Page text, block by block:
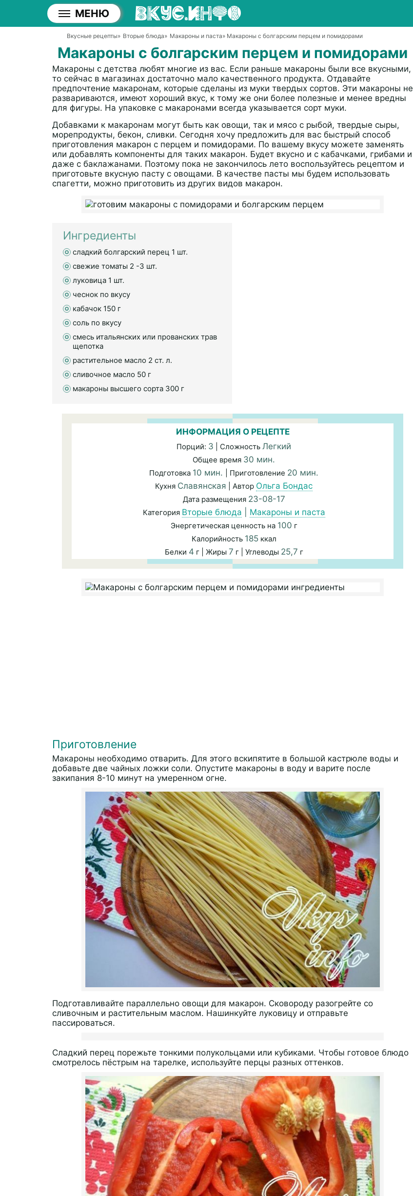
МЕНЮ
Вкусные рецепты» Вторые блюда» Макароны и паста» Макароны с болгарским перцем и помидорами
Макароны с болгарским перцем и помидорами
Макароны с детства любят многие из вас. Если раньше макароны были все вкусными,
то сейчас в магазинах достаточно мало качественного продукта. Отдавайте
предпочтение макаронам, которые сделаны из муки твердых сортов. Эти макароны не
развариваются, имеют хороший вкус, к тому же они более полезные и менее вредны
для фигуры. На упаковке с макаронами всегда указывается сорт муки.
Добавками к макаронам могут быть как овощи, так и мясо с рыбой, твердые сыры,
морепродукты, бекон, сливки. Сегодня хочу предложить для вас быстрый способ
приготовления макарон с перцем и помидорами. По вашему вкусу можете заменять
или добавлять компоненты для таких макарон. Будет вкусно и с кабачками, грибами и
даже с баклажанами. Поэтому пока не закончилось лето воспользуйтесь рецептом и
приготовьте вкусную пасту с овощами. В качестве пасты мы будем использовать
спагетти, можно приготовить из других видов макарон.
Ингредиенты
сладкий болгарский перец 1 шт.
свежие томаты 2 -3 шт.
луковица 1 шт.
чеснок по вкусу
кабачок 150 г
соль по вкусу
смесь итальянских или прованских трав
щепотка
растительное масло 2 ст. л.
сливочное масло 50 г
макароны высшего сорта 300 г
ИНФОРМАЦИЯ О РЕЦЕПТЕ
Порций: 3 | Сложность Легкий
Общее время 30 мин.
Подготовка 10 мин. | Приготовление 20 мин.
Кухня Славянская | Автор Ольга Бондас
Дата размещения 23-08-17
Категория Вторые блюда Макароны и паста
Энергетическая ценность на 100 г
Калорийность 185ккал
Белки 4 г | Жиры 7 г | Углеводы 25,7 г
Приготовление
Макароны необходимо отварить. Для этого вскипятите в большой кастрюле воды и
добавьте две чайных ложки соли. Опустите макароны в воду и варите после
закипания 8-10 минут на умеренном огне.
Подготавливайте параллельно овощи для макарон. Сковороду разогрейте со
сливочным и растительным маслом. Нашинкуйте луковицу и отправьте
пассироваться.
Сладкий перец порежьте тонкими полукольцами или кубиками. Чтобы готовое блюдо
смотрелось пёстрым на тарелке, используйте перцы разных оттенков.